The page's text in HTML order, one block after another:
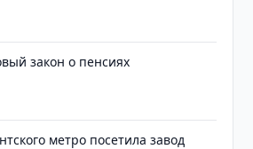
закон о пенсиях
метро посетила завод